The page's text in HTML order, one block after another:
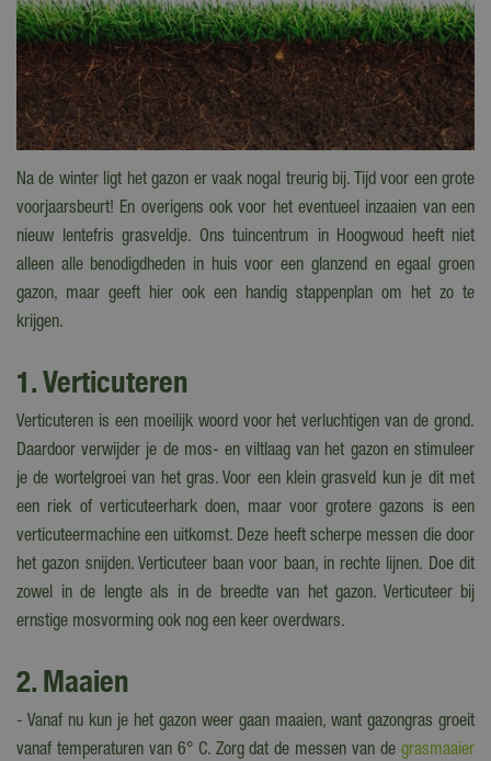
Na de winter ligt het gazon er vaak nogal treurig bij. Tijd voor een grote
voorjaarsbeurt! En overigens ook voor het eventueel inzaaien van een
nieuw lentefris grasveldje. Ons tuincentrum in Hoogwoud heeft niet
alleen alle benodigdheden in huis voor een glanzend en egaal groen
gazon, maar geeft hier ook een handig stappenplan om het zo te
krijgen.
1. Verticuteren
Verticuteren is een moeilijk woord voor het verluchtigen van de grond.
Daardoor verwijder je de mos- en viltlaag van het gazon en stimuleer
je de wortelgroei van het gras. Voor een klein grasveld kun je dit met
een riek of verticuteerhark doen, maar voor grotere gazons is een
verticuteermachine een uitkomst. Deze heeft scherpe messen die door
het gazon snijden. Verticuteer baan voor baan, in rechte lijnen. Doe dit
zowel in de lengte als in de breedte van het gazon. Verticuteer bij
ernstige mosvorming ook nog een keer overdwars.
2. Maaien
- Vanaf nu kun je het gazon weer gaan maaien, want gazongras groeit
vanaf temperaturen van 6° C. Zorg dat de messen van de grasmaaier